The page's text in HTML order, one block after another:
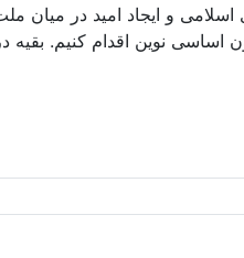
و ایجاد امید در میان
نوین اقدام کنیم. بقیه